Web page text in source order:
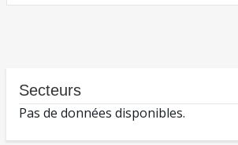
Secteurs
Pas de données disponibles.